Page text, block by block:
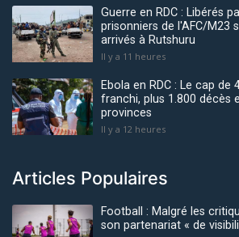
Guerre en RDC : Libérés
prisonniers de l'AFC/M23
arrivés à Rutshuru
Il y a 11 heures
Ebola en RDC : Le cap
franchi, plus 1.800 décès
provinces
Il y a 12 heures
Articles Populaires
Football : Malgré les
son partenariat « de